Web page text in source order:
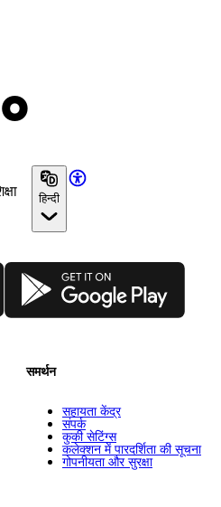
हिन्दी
Google Play
समर्थन
सहायता केंद्र
संपर्क
कुकी सेटिंग्स
कलेक्शन में पारदर्शिता की सूचना
गोपनीयता और सुरक्षा